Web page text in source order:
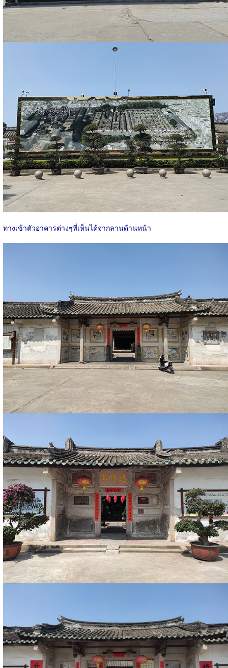
ทางเข้าตัวอาคารต่างๆที่เห็นได้จากลานด้านหน้า